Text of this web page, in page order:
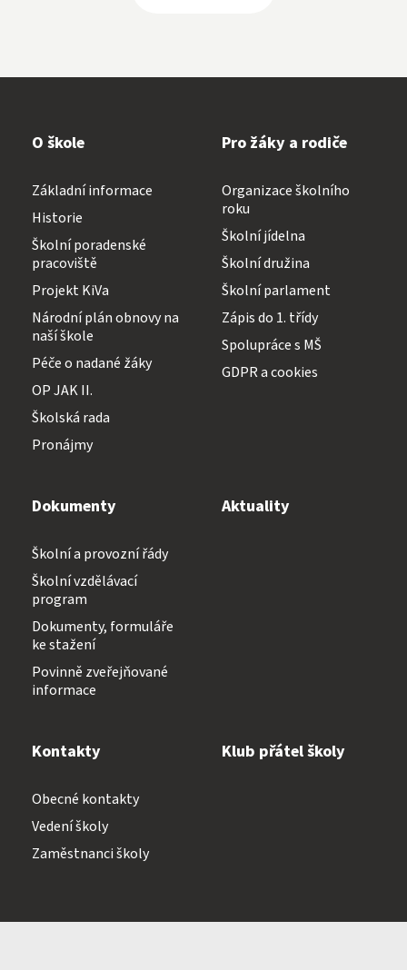
O škole
Základní informace
Historie
Školní poradenské
pracoviště
Projekt KiVa
Národní plán obnovy na
naší škole
Péče o nadané žáky
OP JAK II.
Školská rada
Pronájmy
Pro žáky a rodiče
Organizace školního
roku
Školní jídelna
Školní družina
Školní parlament
Zápis do 1. třídy
Spolupráce s MŠ
GDPR a cookies
Dokumenty
Školní a provozní řády
Školní vzdělávací
program
Dokumenty, formuláře
ke stažení
Povinně zveřejňované
informace
Aktuality
Kontakty
Obecné kontakty
Vedení školy
Zaměstnanci školy
Klub přátel školy